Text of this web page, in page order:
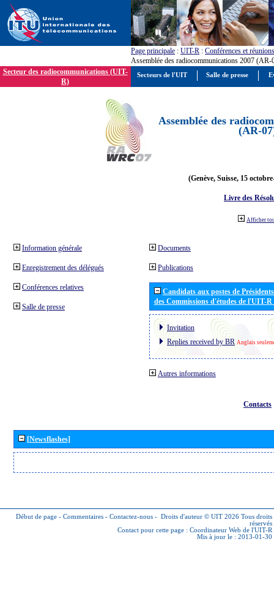
Page principale : UIT-R : Conférences et réunions
Assemblée des radiocommunications 2007 (AR-
Secteur des radiocommunications (UIT-
R)
Assemblée des
(AR-
(Genève, Suisse, 15
Livre des
Afficher
Information générale
Enregistrement des délégués
Conférences relatives
Salle de presse
Documents
Publications
Candidats aux postes de
des Commissions d'études de l'UIT-
Invitation
Replies received by BR Anglais
Autres informations
Contacts
[Newsflashes]
Début de page - Commentaires - Contactez-nous - Droits d'auteur © UIT 2026 Tous droits
réservés
Contact pour cette page : Coordinateur Web de l'UIT-R
Mis à jour le : 2013-01-30
Secteurs de l'UIT Salle de presse